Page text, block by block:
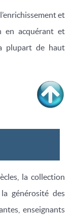
et
en acquérant et
plupart de haut
la collection
générosité des
enseignants